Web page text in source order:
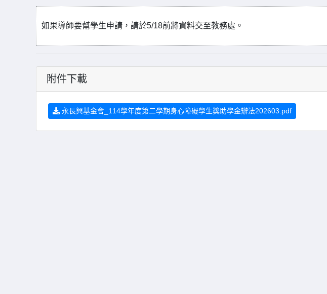
如果導師要幫學生申請，請於5/18前將資料交至教務處。
附件下載
永長興基金會_114學年度第二學期身心障礙學生獎助學金辦法202603.pdf